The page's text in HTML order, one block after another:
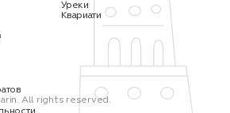
Уреки
Квариати
All rights reserved.